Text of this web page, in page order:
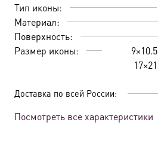
Тип иконы:
Материал:
Поверхность:
Размер иконы:
9×10.5
17×21
Доставка по всей России:
Посмотреть все характеристики